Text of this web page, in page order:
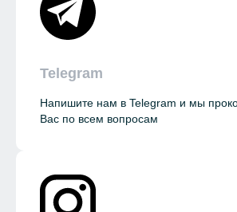
Telegram
Напишите нам в Telegram и мы
Вас по всем вопросам